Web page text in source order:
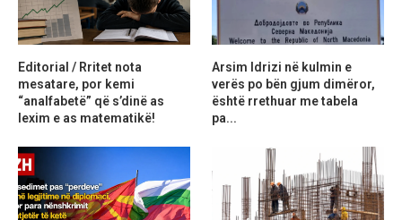
Editorial / Rritet nota
mesatare, por kemi
“analfabetë” që s’dinë as
lexim e as matematikë!
Arsim Idrizi në kulmin e
verës po bën gjum dimëror,
është rrethuar me tabela
pa...